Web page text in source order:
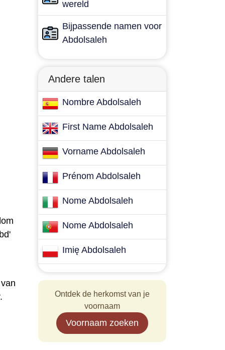
wereld
Bijpassende namen voor
Abdolsaleh
Andere talen
Nombre Abdolsaleh
First Name Abdolsaleh
Vorname Abdolsaleh
Prénom Abdolsaleh
Nome Abdolsaleh
Nome Abdolsaleh
Imię Abdolsaleh
Ontdek de herkomst van je
voornaam
Voornaam zoeken